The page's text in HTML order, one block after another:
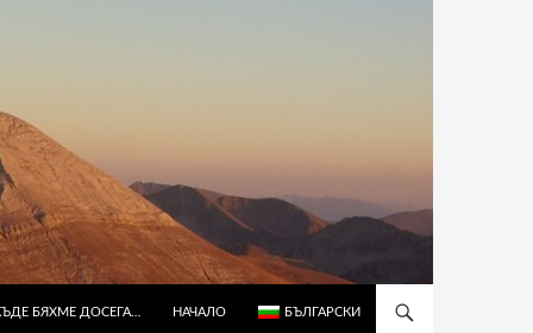
БЯХМЕ ДОСЕГА… НАЧАЛО БЪЛГАРСКИ